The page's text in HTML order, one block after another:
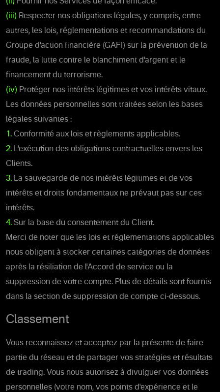
(iii) Respecter nos obligations légales, y compris, entre
autres, les lois, réglementations et recommandations du
Groupe d'action financière (GAFI) sur la prévention de la
fraude, la lutte contre le blanchiment d'argent et le
financement du terrorisme.
(iv) Protéger nos intérêts légitimes et vos intérêts vitaux.
Les données personnelles sont traitées selon les bases
légales suivantes :
1. Conformité aux lois et règlements applicables.
2. L'exécution des obligations contractuelles envers les
Clients.
3. La sauvegarde de nos intérêts légitimes et de vos
intérêts et droits fondamentaux ne prévaut pas sur ces
intérêts.
4. Sur la base du consentement du Client.
Merci de noter que les lois et réglementations applicables
nous obligent à stocker certaines catégories de données
après la résiliation de l'Accord de service ou la
suppression de votre compte. Plus de détails sont fournis
dans la section de suppression de compte ci-dessous.
Classement
Vous reconnaissez et acceptez par la présente de faire
partie du réseau et de partager vos stratégies et résultats
de trading. Vous nous autorisez à divulguer vos données
personnelles (votre nom, vos points d'expérience et le